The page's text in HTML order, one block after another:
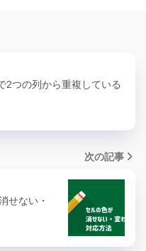
2つの列から重複している
次の記事
せない・